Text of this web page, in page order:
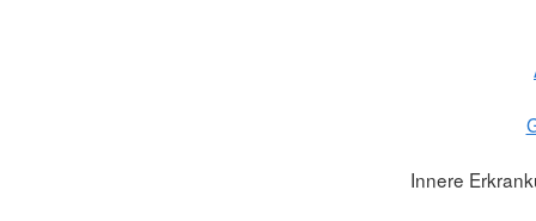
Innere